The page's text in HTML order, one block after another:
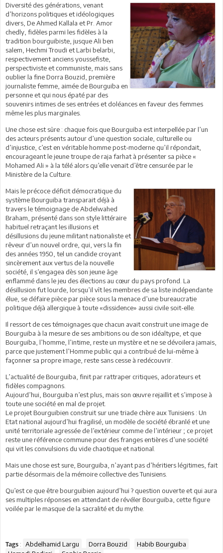
Diversité des générations, venant
d’horizons politiques et idéologiques
divers, De Ahmed Kallala et Pr. Amor
chedly, fidèles parmi les fidèles à la
tradition bourguibiste, jusque Ali ben
salem, Hechmi Troudi et Larbi belarbi,
respectivement anciens youssefiste,
perspectiviste et communiste, mais sans
oublier la fine Dorra Bouzid, première
journaliste femme, aimée de Bourguiba en
personne et qui nous épaté par des
souvenirs intimes de ses entrées et doléances en faveur des femmes
même les plus marginales.
Une chose est sûre : chaque fois que Bourguiba est interpellée par l’un
des acteurs présents autour d’une question sociale, culturelle ou
d’injustice, c’est en véritable homme post-moderne qu’il répondait,
encourageant le jeune troupe de raja farhat à présenter sa pièce «
Mohamed Ali » à la télé alors qu’elle venait d’être censurée par le
Ministère de la Culture.
Mais le précoce déficit démocratique du
système Bourguiba transparait déjà à
travers le témoignage de Abdelwahed
Braham, présenté dans son style littéraire
habituel retraçant les illusions et
désillusions du jeune militant nationaliste et
rêveur d’un nouvel ordre, qui, vers la fin
des années 1950, tel un candide croyant
sincèrement aux vertus de la nouvelle
société, il s’engagea dès son jeune âge
enflammé dans le jeu des élections au cœur du pays profond. La
désillusion fut lourde, lorsqu’il vît les membres de sa liste indépendante
élue, se défaire pièce par pièce sous la menace d’une bureaucratie
politique déjà allergique à toute «dissidence» aussi civile soit-elle.
Il ressort de ces témoignages que chacun avait construit une image de
Bourguiba à la mesure de ses ambitions ou de son idéaltype, et que
Bourguiba, l’homme, l’intime, reste un mystère et ne se dévoilera jamais,
parce que justement l’Homme public qui a contribué de lui-même à
façonner sa propre image, reste sans cesse à redécouvrir.
L’actualité de Bourguiba, finit par rattraper critiques, adorateurs et
fidèles compagnons.
Aujourd’hui, Bourguiba n’est plus, mais son œuvre rejaillit et s’impose à
toute une société en mal de projet.
Le projet Bourguibien construit sur une triade chère aux Tunisiens : Un
Etat national aujourd’hui fragilisé, un modèle de société ébranlé et une
unité territoriale agressée de l’extérieur comme de l’intérieur ; ce projet
reste une référence commune pour des franges entières d’une société
qui vit les convulsions du vide chaotique et national.
Mais une chose est sure, Bourguiba, n’ayant pas d’héritiers légitimes, fait
partie désormais de la mémoire collective des Tunisiens.
Qu’est ce que être bourguibien aujourd’hui ? question ouverte et qui aura
ses multiples réponses en attendant de révéler Bourguiba, cette figure
voilée par le masque de la sacralité et du mythe.
Tags : Abdelhamid Largu Dorra Bouzid
Habib Bourguiba